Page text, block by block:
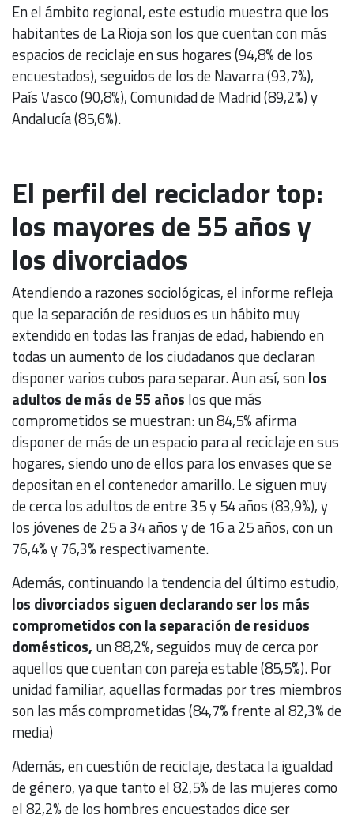
En el ámbito regional, este estudio muestra que los
habitantes de La Rioja son los que cuentan con más
espacios de reciclaje en sus hogares (94,8% de los
encuestados), seguidos de los de Navarra (93,7%),
País Vasco (90,8%), Comunidad de Madrid (89,2%) y
Andalucía (85,6%).
El perfil del reciclador top:
los mayores de 55 años y
los divorciados
Atendiendo a razones sociológicas, el informe refleja
que la separación de residuos es un hábito muy
extendido en todas las franjas de edad, habiendo en
todas un aumento de los ciudadanos que declaran
disponer varios cubos para separar. Aun así, sonlos
adultos de más de 55 años los que más
comprometidos se muestran: un 84,5% afirma
disponer de más de un espacio para al reciclaje en sus
hogares, siendo uno de ellos para los envases que se
depositan en el contenedor amarillo. Le siguen muy
de cerca los adultos de entre 35 y 54 años (83,9%), y
los jóvenes de 25 a 34 años y de 16 a 25 años, con un
76,4% y 76,3% respectivamente.
Además, continuando la tendencia del último estudio,
los divorciados siguen declarando ser los más
comprometidos con la separación de residuos
domésticos, un 88,2%, seguidos muy de cerca por
aquellos que cuentan con pareja estable (85,5%). Por
unidad familiar, aquellas formadas por tres miembros
son las más comprometidas (84,7% frente al 82,3% de
media)
Además, en cuestión de reciclaje, destaca la igualdad
de género, ya que tanto el 82,5% de las mujeres como
el 82,2% de los hombres encuestados dice ser